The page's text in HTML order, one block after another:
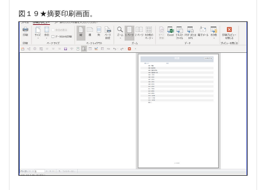
図１９★摘要印刷画面。